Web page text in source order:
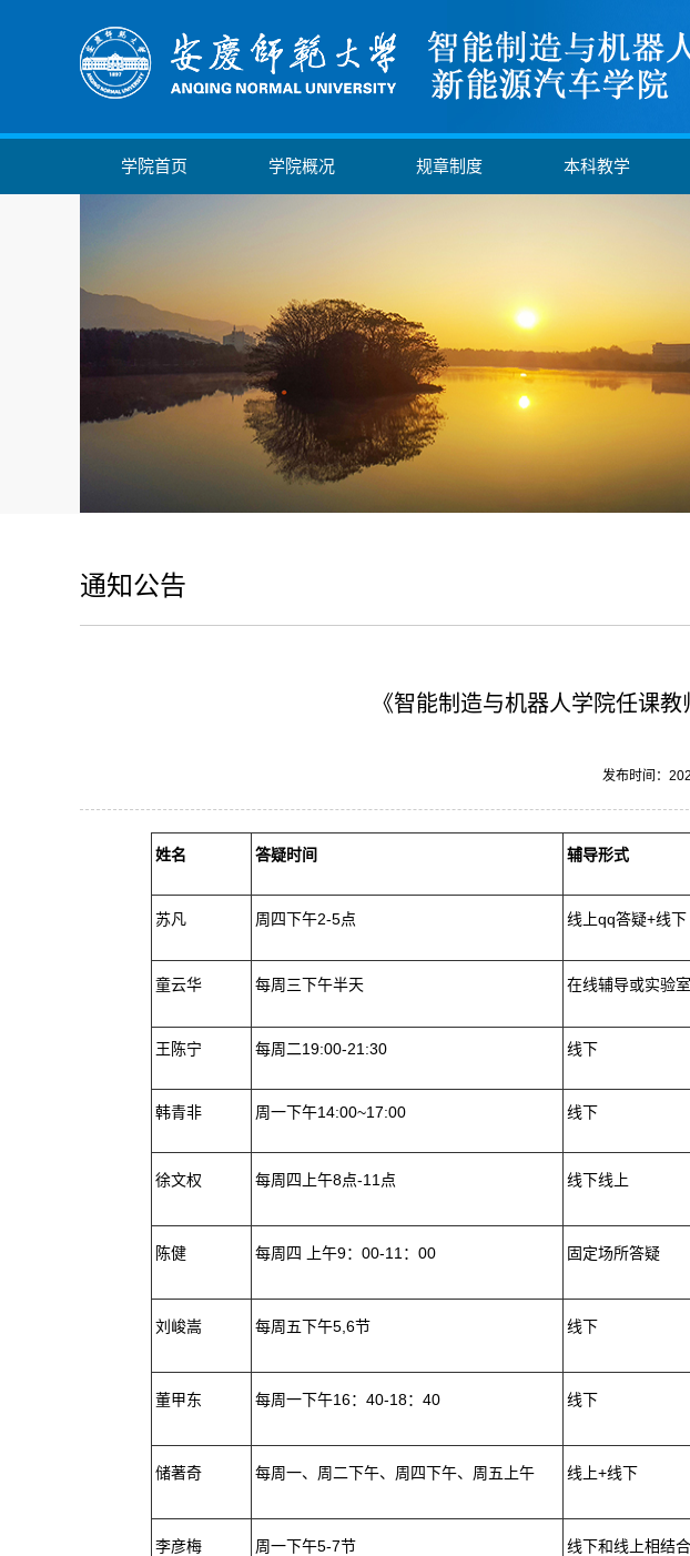
学院首页 学院概况 规章制度 本科教学
通知公告
《智能制造与机器人学院任课
发布时间：
姓名 答疑时间 辅导形式
苏凡 周四下午2-5点 线上qq答疑+线下
童云华 每周三下午半天 在线辅导或实验
王陈宁 每周二19:00-21:30 线下
韩青非 周一下午14:00~17:00 线下
徐文权 每周四上午8点-11点 线下线上
陈健 每周四 上午9：00-11：00 固定场所答疑
刘峻嵩 每周五下午5,6节 线下
董甲东 每周一下午16：40-18：40 线下
储著奇 每周一、周二下午、周四下午、周五上午 线上+线下
李彦梅 周一下午5-7节 线下和线上相结合